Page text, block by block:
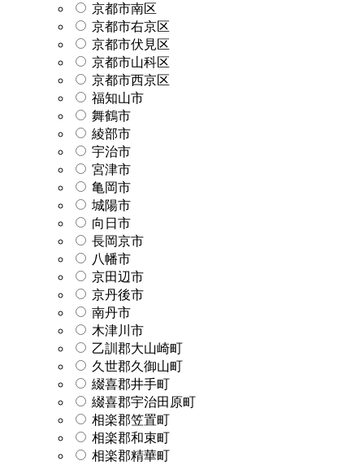
京都市南区
京都市右京区
京都市伏見区
京都市山科区
京都市西京区
福知山市
舞鶴市
綾部市
宇治市
宮津市
亀岡市
城陽市
向日市
長岡京市
八幡市
京田辺市
京丹後市
南丹市
木津川市
乙訓郡大山崎町
久世郡久御山町
綴喜郡井手町
綴喜郡宇治田原町
相楽郡笠置町
相楽郡和束町
相楽郡精華町